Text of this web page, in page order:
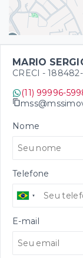
MARIO
CRECI -
(11) 99996-
Nome
Telefone
E-mail